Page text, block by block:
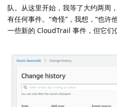
队。从这里开始，我等了大约两周
有任何事件。“奇怪”，我想，“也许
一些新的 CloudTrail 事件，但它们